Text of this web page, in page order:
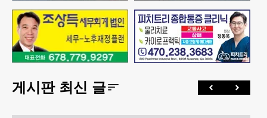
게시판 최신 글